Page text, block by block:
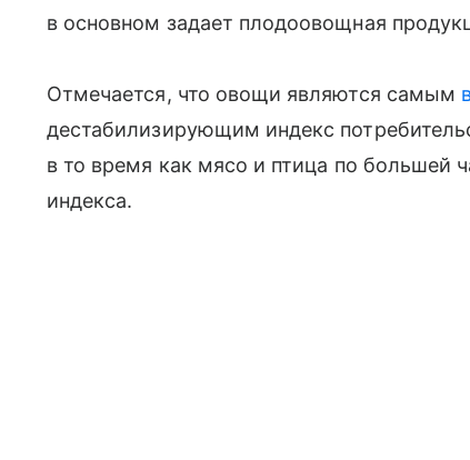
в основном задает плодоовощная
Отмечается, что овощи являются самым
дестабилизирующим индекс
в то время как мясо и птица по большей
индекса.